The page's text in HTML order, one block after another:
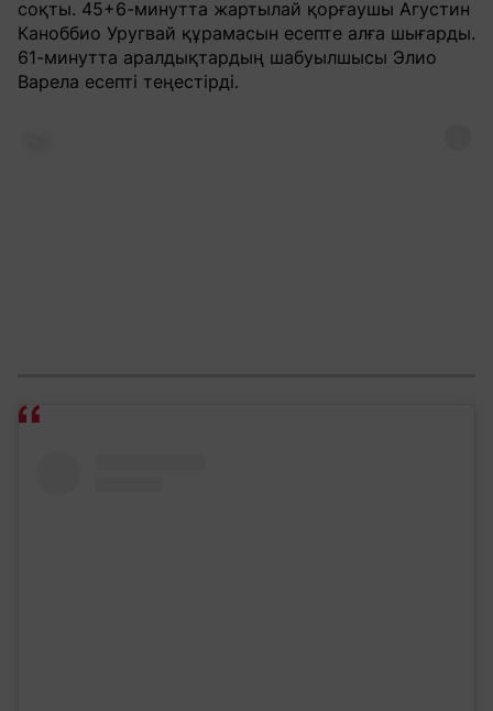
соқты. 45+6-минутта жартылай қорғаушы Агустин
Каноббио Уругвай құрамасын есепте алға шығарды.
61-минутта аралдықтардың шабуылшысы Элио
Варела есепті теңестірді.